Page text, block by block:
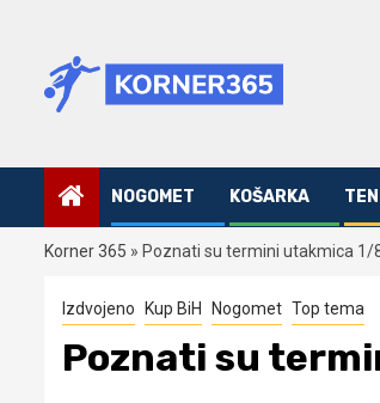
content
NOGOMET KOŠARKA
Korner 365 » Poznati su termini utakmica 1/
Izdvojeno Kup BiH Nogomet Top tema
Poznati su